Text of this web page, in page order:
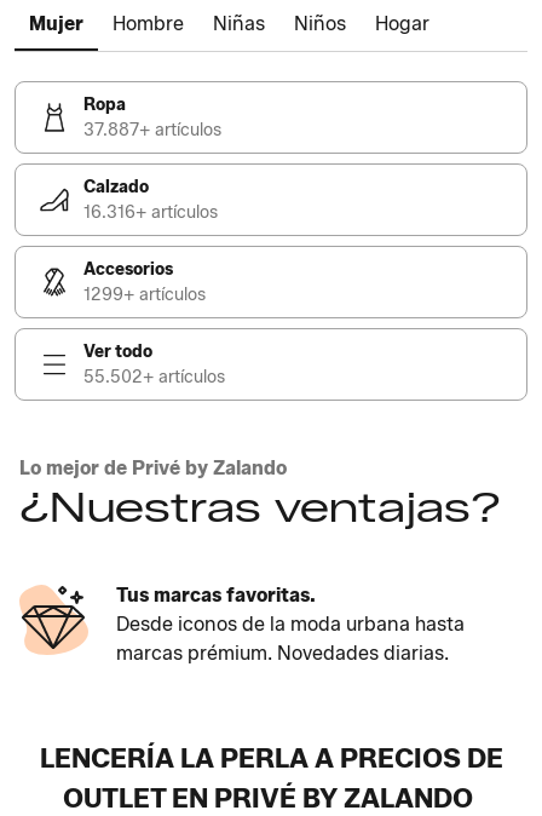
Mujer Hombre Niñas Niños Hogar
Ropa
37.887+ artículos
Calzado
16.316+ artículos
Accesorios
1299+ artículos
Ver todo
55.502+ artículos
Lo mejor de Privé by Zalando
¿Nuestras ventajas?
Tus marcas favoritas.
Desde iconos de la moda urbana hasta
marcas prémium. Novedades diarias.
LENCERÍA LA PERLA A PRECIOS DE
OUTLET EN PRIVÉ BY ZALANDO